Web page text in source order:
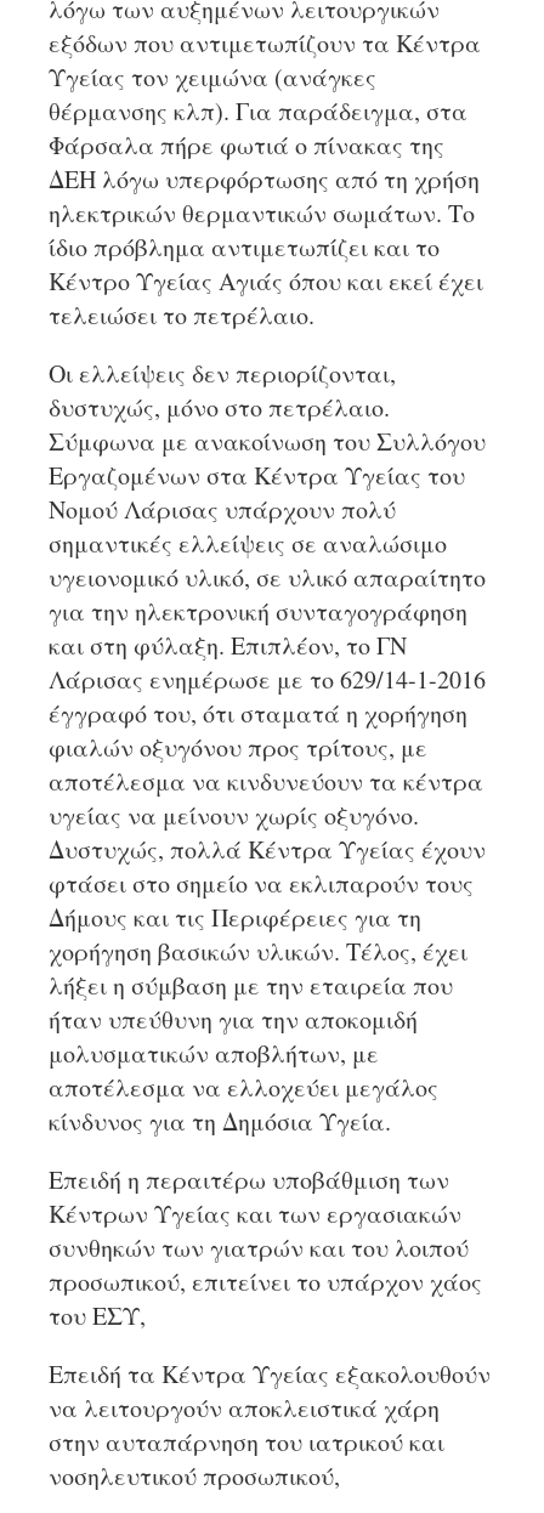
λόγω των αυξημένων λειτουργικών
εξόδων που αντιμετωπίζουν τα Κέντρα
Υγείας τον χειμώνα (ανάγκες
θέρμανσης κλπ). Για παράδειγμα, στα
Φάρσαλα πήρε φωτιά ο πίνακας της
ΔΕΗ λόγω υπερφόρτωσης από τη χρήση
ηλεκτρικών θερμαντικών σωμάτων. Το
ίδιο πρόβλημα αντιμετωπίζει και το
Κέντρο Υγείας Αγιάς όπου και εκεί έχει
τελειώσει το πετρέλαιο.
Οι ελλείψεις δεν περιορίζονται,
δυστυχώς, μόνο στο πετρέλαιο.
Σύμφωνα με ανακοίνωση του Συλλόγου
Εργαζομένων στα Κέντρα Υγείας του
Νομού Λάρισας υπάρχουν πολύ
σημαντικές ελλείψεις σε αναλώσιμο
υγειονομικό υλικό, σε υλικό απαραίτητο
για την ηλεκτρονική συνταγογράφηση
και στη φύλαξη. Επιπλέον, το ΓΝ
Λάρισας ενημέρωσε με το 629/14-1-2016
έγγραφό του, ότι σταματά η χορήγηση
φιαλών οξυγόνου προς τρίτους, με
αποτέλεσμα να κινδυνεύουν τα κέντρα
υγείας να μείνουν χωρίς οξυγόνο.
Δυστυχώς, πολλά Κέντρα Υγείας έχουν
φτάσει στο σημείο να εκλιπαρούν τους
Δήμους και τις Περιφέρειες για τη
χορήγηση βασικών υλικών. Τέλος, έχει
λήξει η σύμβαση με την εταιρεία που
ήταν υπεύθυνη για την αποκομιδή
μολυσματικών αποβλήτων, με
αποτέλεσμα να ελλοχεύει μεγάλος
κίνδυνος για τη Δημόσια Υγεία.
Επειδή η περαιτέρω υποβάθμιση των
Κέντρων Υγείας και των εργασιακών
συνθηκών των γιατρών και του λοιπού
προσωπικού, επιτείνει το υπάρχον χάος
του ΕΣΥ,
Επειδή τα Κέντρα Υγείας εξακολουθούν
να λειτουργούν αποκλειστικά χάρη
στην αυταπάρνηση του ιατρικού και
νοσηλευτικού προσωπικού,